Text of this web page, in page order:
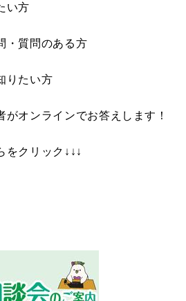
い方
・質問のある方
りたい方
オンラインでお答えします！
をクリック↓↓↓